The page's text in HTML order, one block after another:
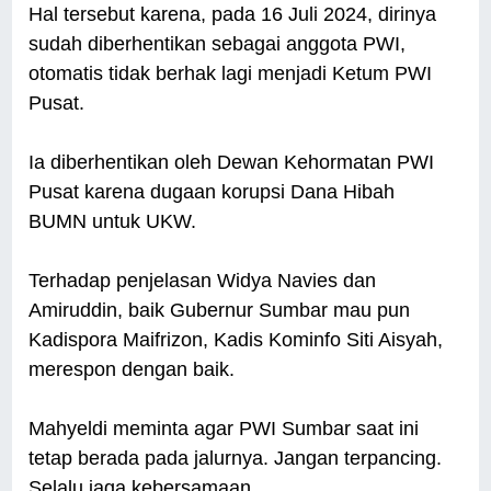
Hal tersebut karena, pada 16 Juli 2024, dirinya
sudah diberhentikan sebagai anggota PWI,
otomatis tidak berhak lagi menjadi Ketum PWI
Pusat.
Ia diberhentikan oleh Dewan Kehormatan PWI
Pusat karena dugaan korupsi Dana Hibah
BUMN untuk UKW.
Terhadap penjelasan Widya Navies dan
Amiruddin, baik Gubernur Sumbar mau pun
Kadispora Maifrizon, Kadis Kominfo Siti Aisyah,
merespon dengan baik.
Mahyeldi meminta agar PWI Sumbar saat ini
tetap berada pada jalurnya. Jangan terpancing.